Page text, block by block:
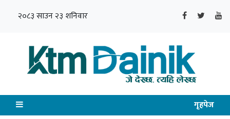
२०८३ साउन २३ शनिवार
गृहपेज